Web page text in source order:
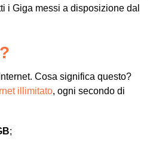
i Giga messi a disposizione dal
Cosa significa questo?
illimitato, ogni secondo di
;